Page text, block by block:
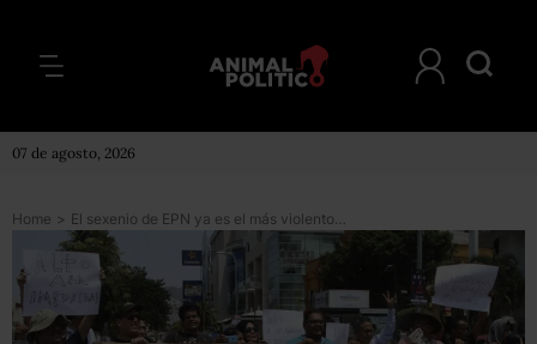
07 de agosto, 2026
Home > El sexenio de EPN ya es el más violento para la prensa: 1,986 agresiones y 41 asesinatos